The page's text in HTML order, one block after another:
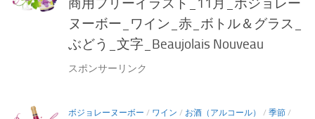
商用フリーイラスト_11月_ボジョレー
ヌーボー_ワイン_赤_ボトル＆グラス_
ぶどう_文字_Beaujolais Nouveau
スポンサーリンク
ボジョレーヌーボー / ワイン / お酒（アルコール） / 季節 /